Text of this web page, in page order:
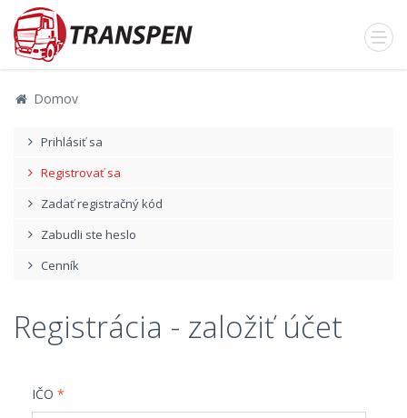
Domov
Prihlásiť sa
Registrovať sa
Zadať registračný kód
Zabudli ste heslo
Cenník
Registrácia - založiť účet
IČO *